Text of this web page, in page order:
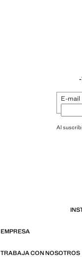
E-mail
Al
EMPRESA
TRABAJA CON NOSOTROS